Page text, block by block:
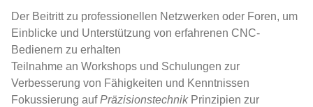
Der Beitritt zu professionellen Netzwerken oder Foren, um
Einblicke und Unterstützung von erfahrenen CNC-
Bedienern zu erhalten
Teilnahme an Workshops und Schulungen zur
Verbesserung von Fähigkeiten und Kenntnissen
Fokussierung aufPräzisionstechnikPrinzipien zur